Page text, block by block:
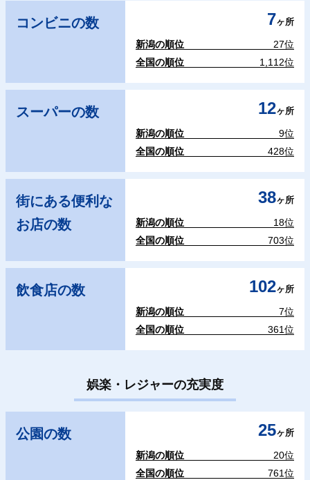
コンビニの数 7ヶ所
新潟の順位
27位
全国の順位
1,112位
スーパーの数 12ヶ所
新潟の順位
9位
全国の順位
428位
街にある便利な
お店の数
38ヶ所
新潟の順位
18位
全国の順位
703位
飲食店の数 102ヶ所
新潟の順位
7位
全国の順位
361位
娯楽・レジャーの充実度
公園の数 25ヶ所
新潟の順位
20位
全国の順位
761位